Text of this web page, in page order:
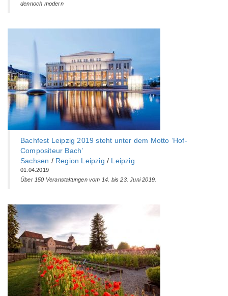
dennoch modern
Bachfest Leipzig 2019 steht unter dem Motto ‘Hof-
Compositeur Bach’
Sachsen / Region Leipzig / Leipzig
01.04.2019
Über 150 Veranstaltungen vom 14. bis 23. Juni 2019.